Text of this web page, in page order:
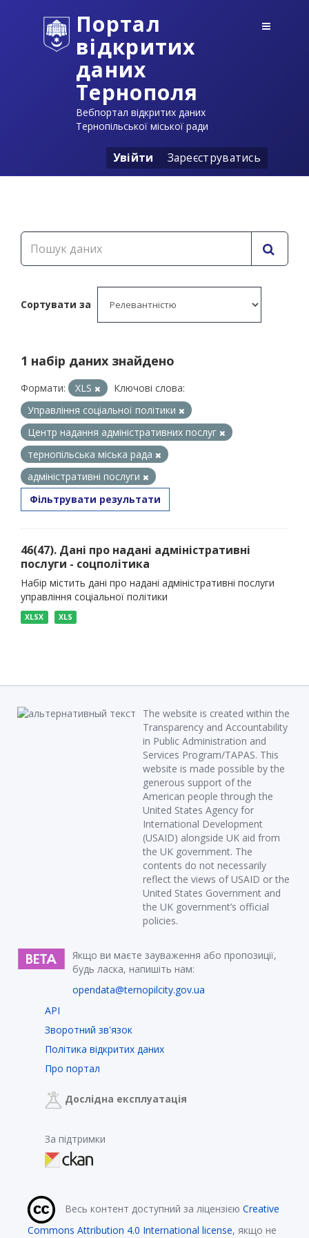
Портал
відкритих
даних
Тернополя
Вебпортал відкритих даних
Тернопільської міської ради
Увійти Зареєструватись
Сортувати за
1 набір даних знайдено
Формати: XLS
Ключові слова:
Управління соціальної політики
Центр надання адміністративних послуг
тернопільська міська рада
адміністративні послуги
Фільтрувати результати
46(47). Дані про надані адміністративні
послуги - соцполітика
Набір містить дані про надані адміністративні послуги
управління соціальної політики
XLSX XLS
The website is created within the
Transparency and Accountability
in Public Administration and
Services Program/TAPAS. This
website is made possible by the
generous support of the
American people through the
United States Agency for
International Development
(USAID) alongside UK aid from
the UK government. The
contents do not necessarily
reflect the views of USAID or the
United States Government and
the UK government’s official
policies.
Якщо ви маєте зауваження або пропозиції,
будь ласка, напишіть нам:
opendata@ternopilcity.gov.ua
API
Зворотний зв'язок
Політика відкритих даних
Про портал
Дослідна експлуатація
За підтримки
Весь контент доступний за ліцензією Creative
Commons Attribution 4.0 International license, якщо не